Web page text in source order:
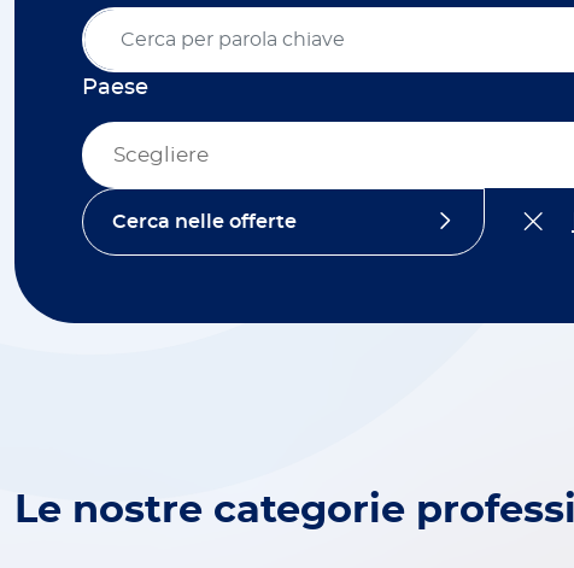
Paese
Scegliere
Le nostre categorie